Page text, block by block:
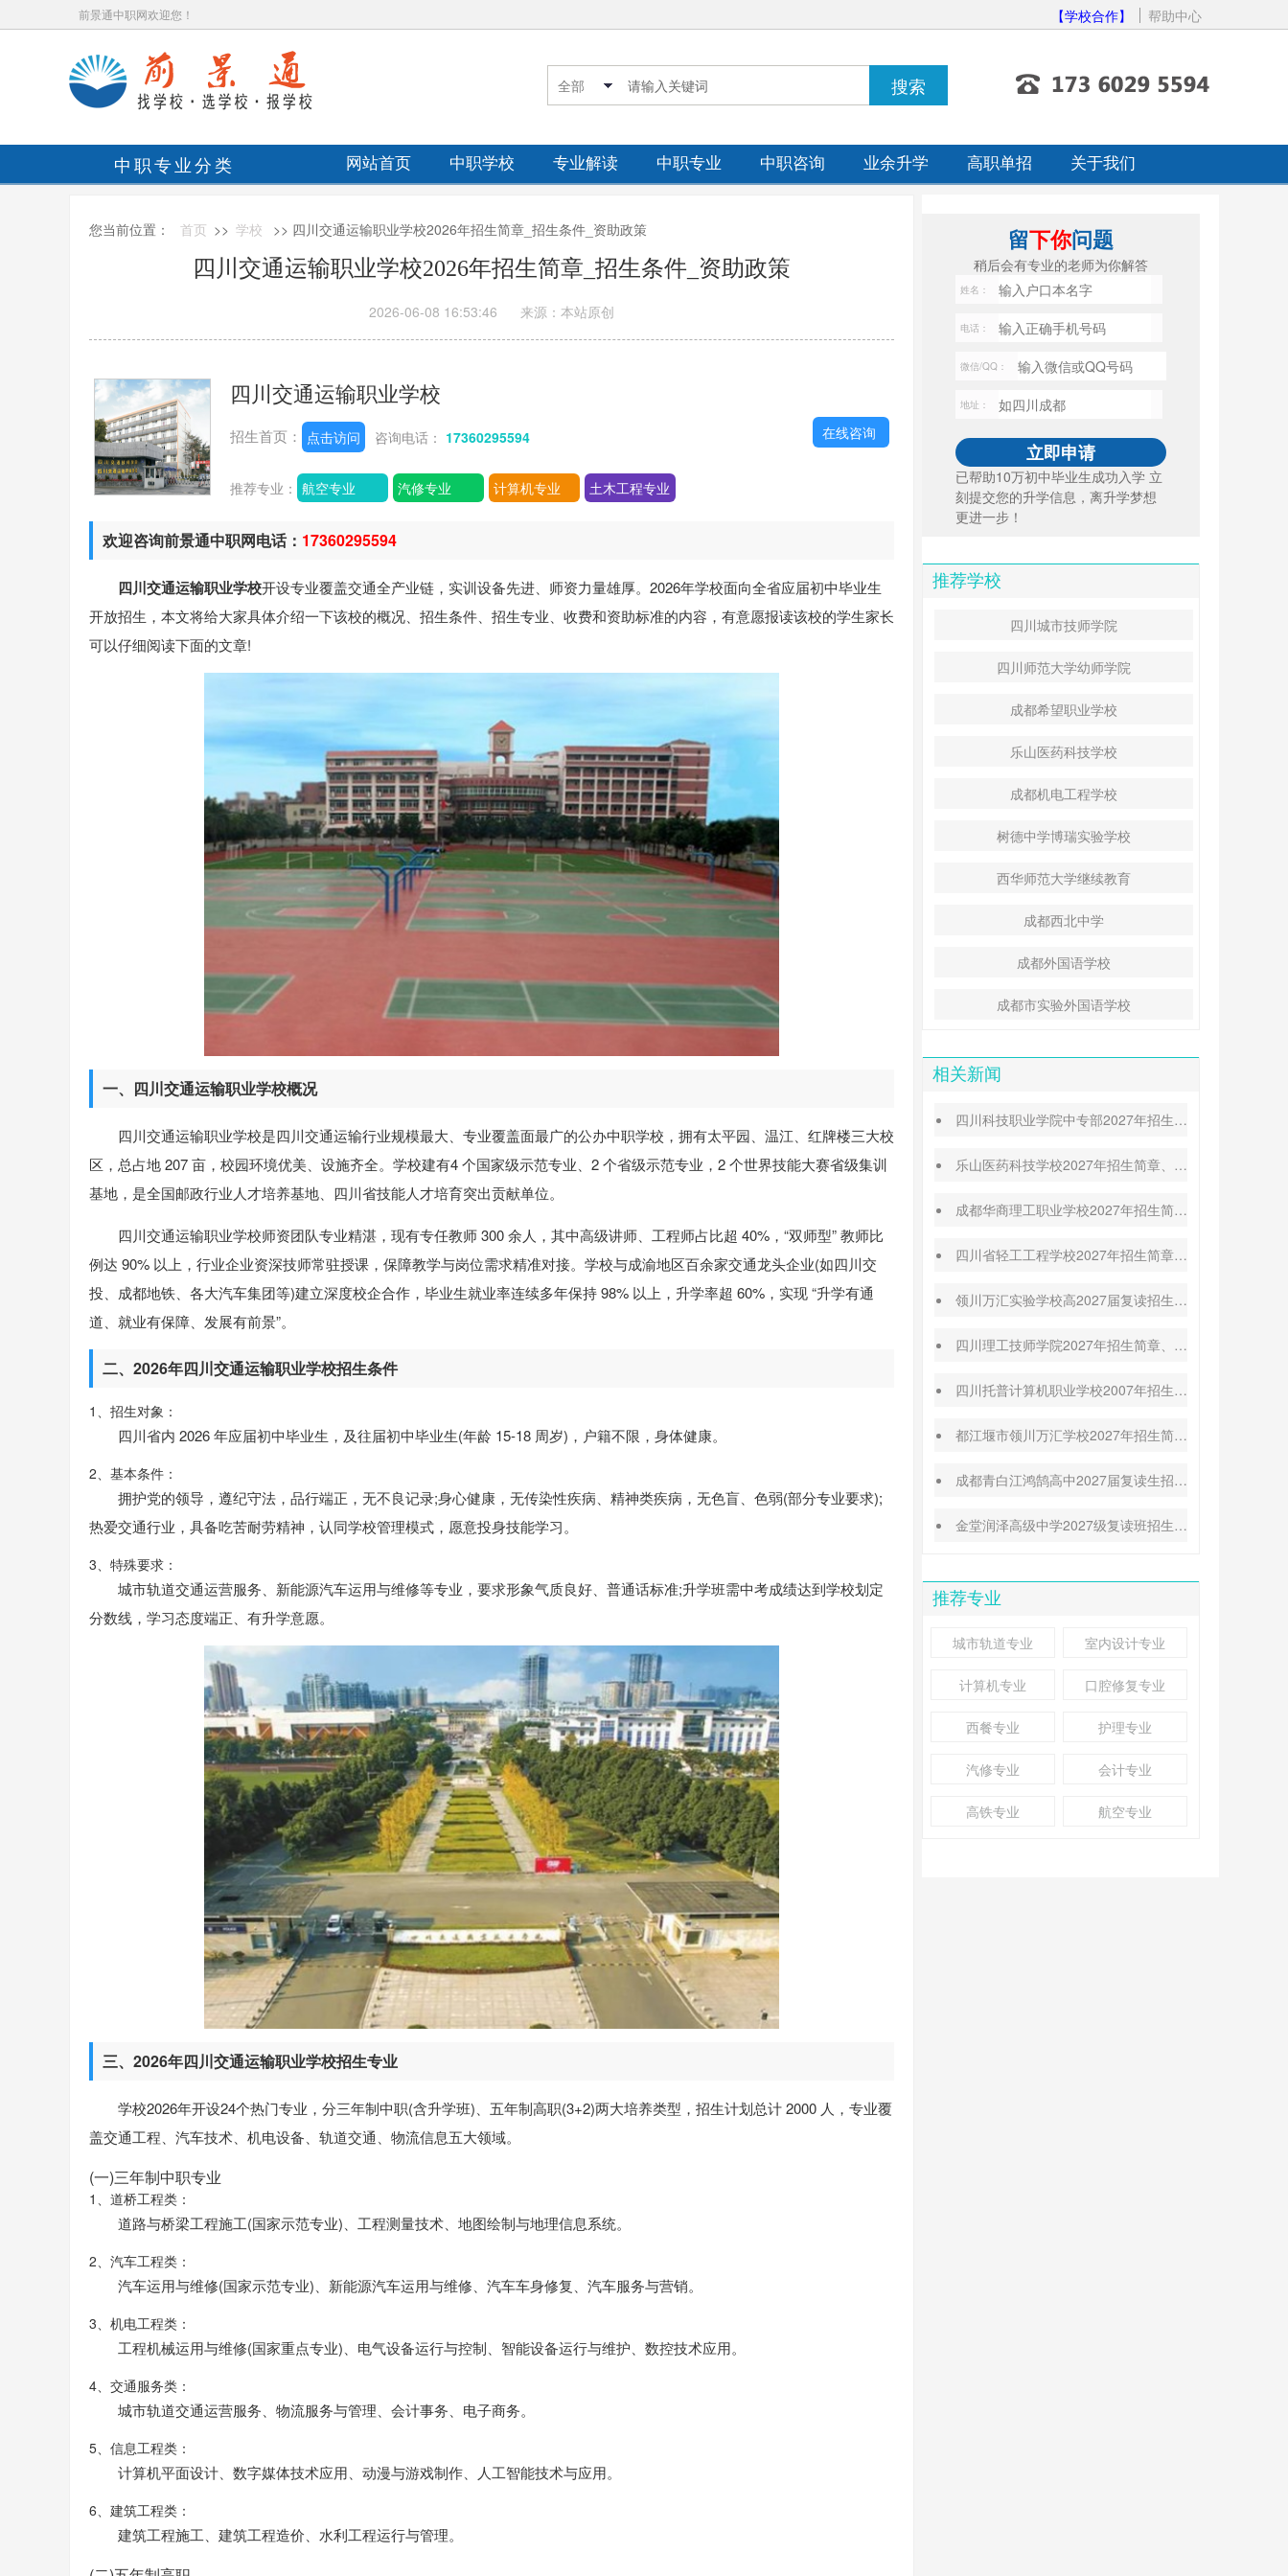
前景通中职网欢迎您！ 【学校合作】 帮助中心
中职专业分类 网站首页 中职学校 专业解读 中职专业 中职咨询 业余升学 高职单招 关于我们
您当前位置： 首页 >> 学校 >> 四川交通运输职业学校2026年招生简章_招生条件_资助政策
四川交通运输职业学校2026年招生简章_招生条件_资助政策
2026-06-08 16:53:46 来源：本站原创
四川交通运输职业学校
招生首页： 点击访问 咨询电话： 17360295594
推荐专业： 航空专业 汽修专业 计算机专业 土木工程专业
在线咨询
欢迎咨询前景通中职网电话： 17360295594
四川交通运输职业学校开设专业覆盖交通全产业链，实训设备先进、师资力量雄厚。2026年学校面向全省应届初中毕业生
开放招生，本文将给大家具体介绍一下该校的概况、招生条件、招生专业、收费和资助标准的内容，有意愿报读该校的学生家长
可以仔细阅读下面的文章!
一、四川交通运输职业学校概况
四川交通运输职业学校是四川交通运输行业规模最大、专业覆盖面最广的公办中职学校，拥有太平园、温江、红牌楼三大校
区，总占地 207 亩，校园环境优美、设施齐全。学校建有4 个国家级示范专业、2 个省级示范专业，2 个世界技能大赛省级集训
基地，是全国邮政行业人才培养基地、四川省技能人才培育突出贡献单位。
四川交通运输职业学校师资团队专业精湛，现有专任教师 300 余人，其中高级讲师、工程师占比超 40%，“双师型” 教师比
例达 90% 以上，行业企业资深技师常驻授课，保障教学与岗位需求精准对接。学校与成渝地区百余家交通龙头企业(如四川交
投、成都地铁、各大汽车集团等)建立深度校企合作，毕业生就业率连续多年保持 98% 以上，升学率超 60%，实现 “升学有通
道、就业有保障、发展有前景”。
二、2026年四川交通运输职业学校招生条件
1、招生对象：
四川省内 2026 年应届初中毕业生，及往届初中毕业生(年龄 15-18 周岁)，户籍不限，身体健康。
2、基本条件：
拥护党的领导，遵纪守法，品行端正，无不良记录;身心健康，无传染性疾病、精神类疾病，无色盲、色弱(部分专业要求);
热爱交通行业，具备吃苦耐劳精神，认同学校管理模式，愿意投身技能学习。
3、特殊要求：
城市轨道交通运营服务、新能源汽车运用与维修等专业，要求形象气质良好、普通话标准;升学班需中考成绩达到学校划定
分数线，学习态度端正、有升学意愿。
三、2026年四川交通运输职业学校招生专业
学校2026年开设24个热门专业，分三年制中职(含升学班)、五年制高职(3+2)两大培养类型，招生计划总计 2000 人，专业覆
盖交通工程、汽车技术、机电设备、轨道交通、物流信息五大领域。
(一)三年制中职专业
1、道桥工程类：
道路与桥梁工程施工(国家示范专业)、工程测量技术、地图绘制与地理信息系统。
2、汽车工程类：
汽车运用与维修(国家示范专业)、新能源汽车运用与维修、汽车车身修复、汽车服务与营销。
3、机电工程类：
工程机械运用与维修(国家重点专业)、电气设备运行与控制、智能设备运行与维护、数控技术应用。
4、交通服务类：
城市轨道交通运营服务、物流服务与管理、会计事务、电子商务。
5、信息工程类：
计算机平面设计、数字媒体技术应用、动漫与游戏制作、人工智能技术与应用。
6、建筑工程类：
建筑工程施工、建筑工程造价、水利工程运行与管理。
留下你问题
稍后会有专业的老师为你解答
姓名：
电话：
微信/QQ：
地址：
已帮助10万初中毕业生成功入学 立
刻提交您的升学信息，离升学梦想
更进一步！
推荐学校
四川城市技师学院
四川师范大学幼师学院
成都希望职业学校
乐山医药科技学校
成都机电工程学校
树德中学博瑞实验学校
西华师范大学继续教育
成都西北中学
成都外国语学校
成都市实验外国语学校
相关新闻
四川科技职业学院中专部2027年招生简章|招生专业|升学途径
乐山医药科技学校2027年招生简章、招生专业、招生对象
成都华商理工职业学校2027年招生简章|招生专业|报名条件
四川省轻工工程学校2027年招生简章|招生条件|收费标准
领川万汇实验学校高2027届复读招生简章|师资力量
四川理工技师学院2027年招生简章、招生专业、收费标准
四川托普计算机职业学校2007年招生简章|报名条件|收费标准
都江堰市领川万汇学校2027年招生简章|高考喜报
成都青白江鸿鹄高中2027届复读生招生简章|报名须知
金堂润泽高级中学2027级复读班招生简章|报名条件|收费标准
推荐专业
城市轨道专业 室内设计专业
计算机专业 口腔修复专业
西餐专业 护理专业
汽修专业 会计专业
高铁专业 航空专业